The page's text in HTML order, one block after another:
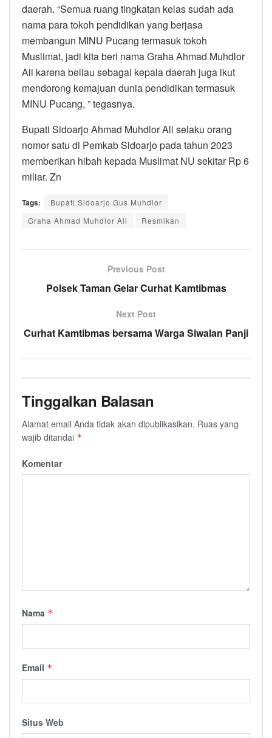
daerah. “Semua ruang tingkatan kelas sudah ada
nama para tokoh pendidikan yang berjasa
membangun MINU Pucang termasuk tokoh
Muslimat, jadi kita beri nama Graha Ahmad Muhdlor
Ali karena beliau sebagai kepala daerah juga ikut
mendorong kemajuan dunia pendidikan termasuk
MINU Pucang, ” tegasnya.
Bupati Sidoarjo Ahmad Muhdlor Ali selaku orang
nomor satu di Pemkab Sidoarjo pada tahun 2023
memberikan hibah kepada Muslimat NU sekitar Rp 6
miliar. Zn
Tags:
Bupati Sidoarjo Gus Muhdlor
Graha Ahmad Muhdlor Ali
Resmikan
Previous Post
Polsek Taman Gelar Curhat Kamtibmas
Next Post
Curhat Kamtibmas bersama Warga Siwalan Panji
Tinggalkan Balasan
Alamat email Anda tidak akan dipublikasikan. Ruas yang
wajib ditandai *
Komentar
Nama *
Email *
Situs Web